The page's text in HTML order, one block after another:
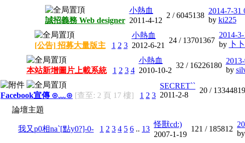
誠招義務 Web designer
小熱血
2011-4-12
2 /6045138
2014-7-31
by ki225
[公告] 招募大量版主 1 2 3
小熱血
2012-6-21
24 / 13701367
2014-
by
卜
本站新增圖片上載系統 1 2 3 4
小熱血
2010-10-2
32 / 16226180
by
Facebook宣傳 ⊙﹏⊙ [查至: 2 頁 17 樓] 1 2 3
SECRET``
2011-2-8
20 / 13344819
論壇主題
我又p0相na`[點y0?]-0- 1 2 3 4 5 6 .. 13
怪獸cd:)
2007-1-19
121 / 185812
by